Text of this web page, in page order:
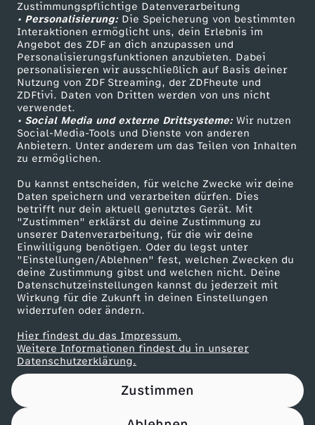
Zustimmungspflichtige Datenverarbeitung
• Personalisierung:Die Speicherung von bestimmten
Interaktionen ermöglicht uns, dein Erlebnis im
Angebot des ZDF an dich anzupassen und
Personalisierungsfunktionen anzubieten. Dabei
personalisieren wir ausschließlich auf Basis deiner
Nutzung von ZDF Streaming, der ZDFheute und
ZDFtivi. Daten von Dritten werden von uns nicht
verwendet.
• Social Media und externe Drittsysteme:Wir nutzen
Social-Media-Tools und Dienste von anderen
Anbietern. Unter anderem um das Teilen von Inhalten
zu ermöglichen.
Du kannst entscheiden, für welche Zwecke wir deine
Daten speichern und verarbeiten dürfen. Dies
betrifft nur dein aktuell genutztes Gerät. Mit
"Zustimmen" erklärst du deine Zustimmung zu
unserer Datenverarbeitung, für die wir deine
Einwilligung benötigen. Oder du legst unter
"Einstellungen/Ablehnen" fest, welchen Zwecken du
deine Zustimmung gibst und welchen nicht. Deine
Datenschutzeinstellungen kannst du jederzeit mit
Wirkung für die Zukunft in deinen Einstellungen
widerrufen oder ändern.
Hier findest du das Impressum.
Weitere Informationen findest du in unserer
Datenschutzerklärung.
Zustimmen
Livestreams
Sendungen A-Z
TV-Programm
Zuschauerservice
Hilfe
ZDF Unternehmen
Karriere
ZDF goes Schule
Werbefernsehen
Mainzelmännchen
Partner